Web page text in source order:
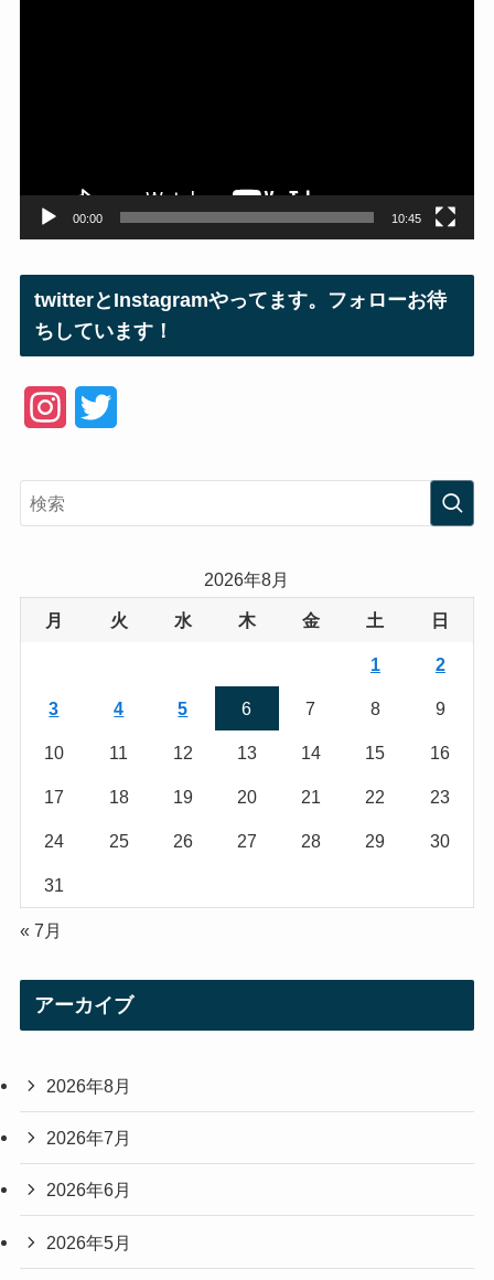
00:00 10:45
twitterとInstagramやってます。フォローお待
ちしています！
t t
e
2026年8月
月 火 水 木 金 土 日
1 2
3 4 5 6 7 8 9
10 11 12 13 14 15 16
17 18 19 20 21 22 23
24 25 26 27 28 29 30
31
« 7月
アーカイブ
2026年8月
2026年7月
2026年6月
2026年5月